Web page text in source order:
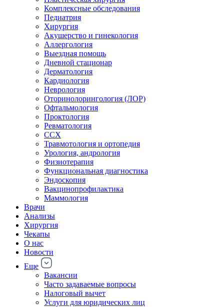
Комплексные обследования
Педиатрия
Хирургия
Акушерство и гинекология
Аллергология
Выездная помощь
Дневной стационар
Дерматология
Кардиология
Неврология
Оторинолорингология (ЛОР)
Офтальмология
Проктология
Ревматология
ССХ
Травмотология и ортопедия
Урология, андрология
Физиотерапия
Функциональная диагностика
Эндоскопия
Вакцинопрофилактика
Маммология
Врачи
Анализы
Хирургия
Чекапы
О нас
Новости
Еще
Вакансии
Часто задаваемые вопросы
Налоговый вычет
Услуги для юридических лиц